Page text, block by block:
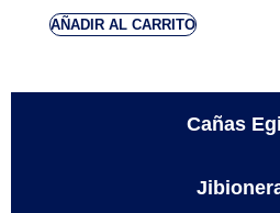
AÑADIR AL CARRITO
Cañas